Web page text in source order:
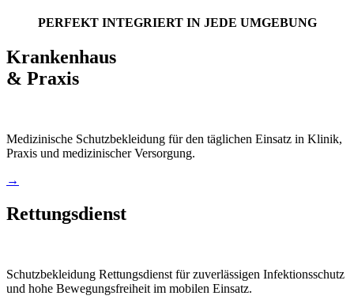
PERFEKT INTEGRIERT IN JEDE UMGEBUNG
Krankenhaus
& Praxis
Medizinische Schutzbekleidung für den täglichen Einsatz in Klinik,
Praxis und medizinischer Versorgung.
→
Rettungsdienst
Schutzbekleidung Rettungsdienst für zuverlässigen Infektionsschutz
und hohe Bewegungsfreiheit im mobilen Einsatz.